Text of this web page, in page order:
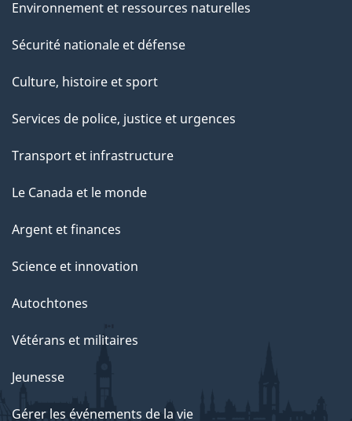
Environnement et ressources naturelles
Sécurité nationale et défense
Culture, histoire et sport
Services de police, justice et urgences
Transport et infrastructure
Le Canada et le monde
Argent et finances
Science et innovation
Autochtones
Vétérans et militaires
Jeunesse
Gérer les événements de la vie